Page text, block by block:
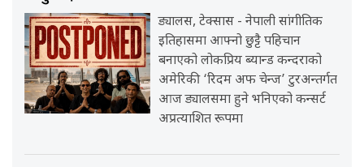
ड्यालस, टेक्सास - नेपाली सांगीतिक
इतिहासमा आफ्नो छुट्टै पहिचान
बनाएको लोकप्रिय ब्यान्ड कन्दराको
अमेरिकी ‘रिदम अफ चेन्ज’ टुरअन्तर्गत
आज ड्यालसमा हुने भनिएको कन्सर्ट
अप्रत्याशित रूपमा